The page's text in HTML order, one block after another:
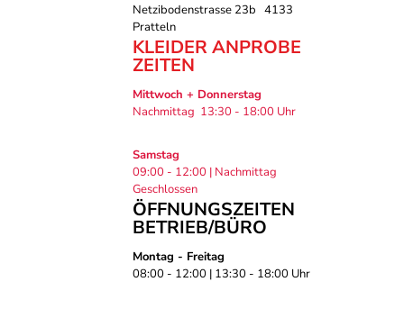
Netzibodenstrasse 23b 4133
Pratteln
KLEIDER ANPROBE
ZEITEN
Mittwoch + Donnerstag
Nachmittag 13:30 - 18:00 Uhr
Samstag
09:00 - 12:00 | Nachmittag
Geschlossen
ÖFFNUNGSZEITEN
BETRIEB/BÜRO
Montag - Freitag
08:00 - 12:00 | 13:30 - 18:00 Uhr